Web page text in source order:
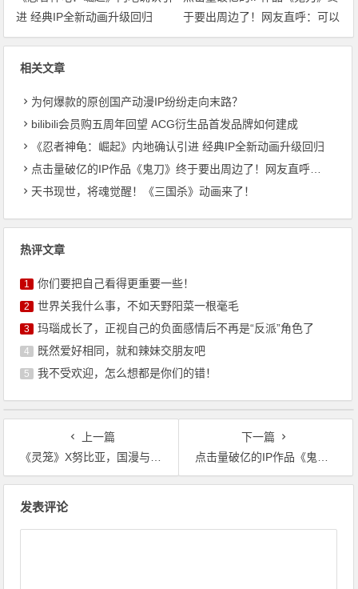
进 经典IP全新动画升级回归
于要出周边了！网友直呼：可以
用来做传家宝了
相关文章
为何爆款的原创国产动漫IP纷纷走向末路？
bilibili会员购五周年回望 ACG衍生品首发品牌如何建成
《忍者神龟：崛起》内地确认引进 经典IP全新动画升级回归
点击量破亿的IP作品《鬼刀》终于要出周边了！网友直呼：可以用来做传家宝了
天书现世，将魂觉醒！《三国杀》动画来了！
热评文章
1 你们要把自己看得更重要一些！
2 世界关我什么事，不如天野阳菜一根毫毛
3 玛瑙成长了，正视自己的负面感情后不再是“反派”角色了
4 既然爱好相同，就和辣妹交朋友吧
5 我不受欢迎，怎么想都是你们的错！
上一篇
《灵笼》X努比亚，国漫与国货跨界合作玩出新高度
下一篇
点击量破亿的IP作品《鬼刀》终于要出周边了！网友直呼：可以用来做传家宝了
发表评论